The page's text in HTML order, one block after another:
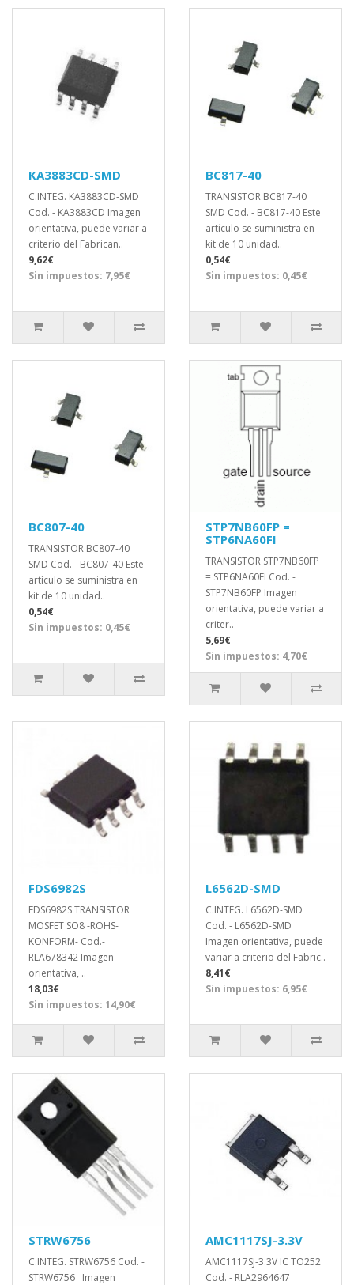
KA3883CD-SMD
C.INTEG. KA3883CD-SMD
Cod. - KA3883CD Imagen
orientativa, puede variar a
criterio del Fabrican..
9,62€
Sin impuestos: 7,95€
BC817-40
TRANSISTOR BC817-40
SMD Cod. - BC817-40 Este
artículo se suministra en
kit de 10 unidad..
0,54€
Sin impuestos: 0,45€
BC807-40
TRANSISTOR BC807-40
SMD Cod. - BC807-40 Este
artículo se suministra en
kit de 10 unidad..
0,54€
Sin impuestos: 0,45€
STP7NB60FP =
STP6NA60FI
TRANSISTOR STP7NB60FP
= STP6NA60FI Cod. -
STP7NB60FP Imagen
orientativa, puede variar a
criter..
5,69€
Sin impuestos: 4,70€
FDS6982S
FDS6982S TRANSISTOR
MOSFET SO8 -ROHS-
KONFORM- Cod.-
RLA678342 Imagen
orientativa, ..
18,03€
Sin impuestos: 14,90€
L6562D-SMD
C.INTEG. L6562D-SMD
Cod. - L6562D-SMD
Imagen orientativa, puede
variar a criterio del Fabric..
8,41€
Sin impuestos: 6,95€
STRW6756
C.INTEG. STRW6756 Cod. -
STRW6756 Imagen
AMC1117SJ-3.3V
AMC1117SJ-3.3V IC TO252
Cod. - RLA2964647